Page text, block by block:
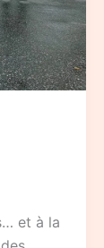
et à la